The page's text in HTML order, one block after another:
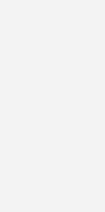
für grünen
von Wasserstoff
sicher
Lhyfe